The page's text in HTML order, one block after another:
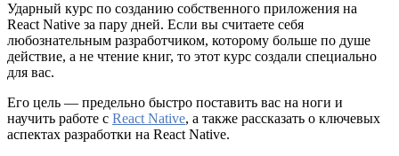
Ударный курс по созданию собственного приложения на
React Native за пару дней. Если вы считаете себя
любознательным разработчиком, которому больше по душе
действие, а не чтение книг, то этот курс создали специально
для вас.
Его цель — предельно быстро поставить вас на ноги и
научить работе с React Native, а также рассказать о ключевых
аспектах разработки на React Native.